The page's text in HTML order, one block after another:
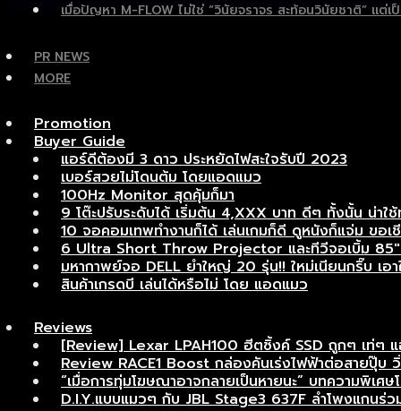
เมื่อปัญหา M-FLOW ไม่ใช่ “วินัยจราจร สะท้อนวินัยชาติ” แต่
PR NEWS
MORE
Promotion
Buyer Guide
แอร์ดีต้องมี 3 ดาว ประหยัดไฟสะใจรับปี 2023
เบอร์สวยไม่โดนต้ม โดยแอดแมว
100Hz Monitor สุดคุ้มก็มา
9 โต๊ะปรับระดับได้ เริ่มต้น 4,XXX บาท ดีๆ ทั้งนั้น น่าใ
10 จอคอมเทพทำงานก็ได้ เล่นเกมก็ดี ดูหนังก็แจ่ม ขอเ
6 Ultra Short Throw Projector และทีวีจอเบิ้ม 85″
มหากาพย์จอ DELL ยำใหญ่ 20 รุ่น!! ใหม่เนียนกริ๊บ เอ
สินค้าเกรดบี เล่นได้หรือไม่ โดย แอดแมว
Reviews
[Review] Lexar LPAH100 ฮีตซิ้งค์ SSD ถูกๆ เท่ๆ แ
Review RACE1 Boost กล่องคันเร่งไฟฟ้าต่อสายปุ๊บ วิ่
“เมื่อการทุ่มโฆษณาอาจกลายเป็นหายนะ” บทความพิเ
D.I.Y.แบบแมวๆ กับ JBL Stage3 637F ลำโพงแกนร่